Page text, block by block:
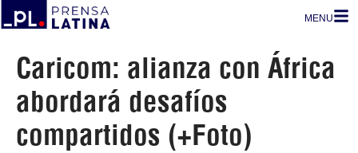
MENU
Caricom: alianza con África
abordará desafíos
compartidos (+Foto)